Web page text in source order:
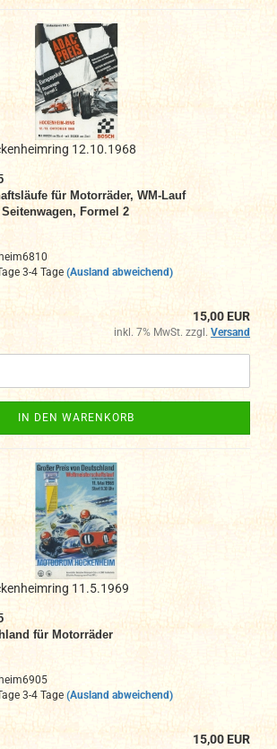
12.10.1968
für Motorräder, WM-Lauf
Formel 2
3-4 Tage (Ausland abweichend)
15,00 EUR
inkl. 7% MwSt. zzgl. Versand
IN DEN WARENKORB
11.5.1969
für Motorräder
3-4 Tage (Ausland abweichend)
15,00 EUR